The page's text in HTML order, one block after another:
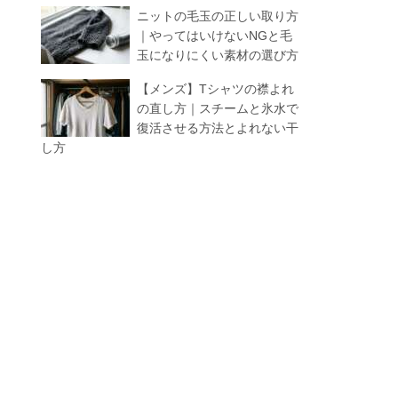
ニットの毛玉の正しい取り方
｜やってはいけないNGと毛
玉になりにくい素材の選び方
【メンズ】Tシャツの襟よれ
の直し方｜スチームと氷水で
復活させる方法とよれない干
し方